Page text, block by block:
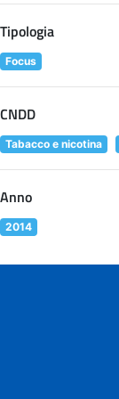
Tipologia
Focus
CNDD
Tabacco e nicotina
Anno
2014